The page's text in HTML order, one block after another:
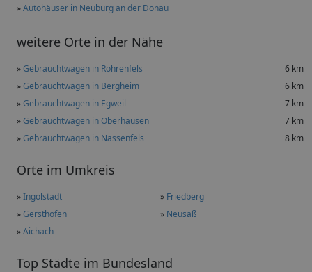
»Autohäuser in Neuburg an der Donau
weitere Orte in der Nähe
»Gebrauchtwagen in Rohrenfels
6 km
»Gebrauchtwagen in Bergheim
6 km
»Gebrauchtwagen in Egweil
7 km
»Gebrauchtwagen in Oberhausen
7 km
»Gebrauchtwagen in Nassenfels 8 km
Orte im Umkreis
»Ingolstadt » Friedberg
»Gersthofen » Neusäß
»Aichach
Top Städte im Bundesland